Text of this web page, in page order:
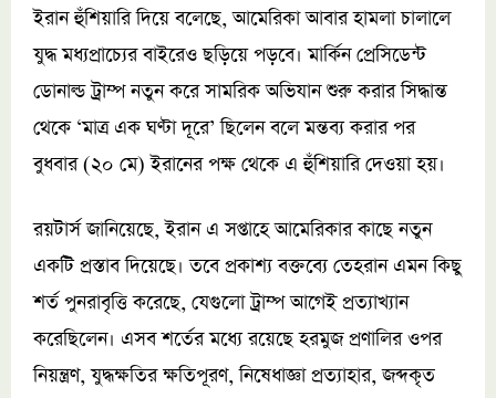
ইরান হুঁশিয়ারি দিয়ে বলেছে, আমেরিকা আবার হামলা চালালে
যুদ্ধ মধ্যপ্রাচ্যের বাইরেও ছড়িয়ে পড়বে। মার্কিন প্রেসিডেন্ট
ডোনাল্ড ট্রাম্প নতুন করে সামরিক অভিযান শুরু করার সিদ্ধান্ত
থেকে ‘মাত্র এক ঘণ্টা দূরে’ ছিলেন বলে মন্তব্য করার পর
বুধবার (২০ মে) ইরানের পক্ষ থেকে এ হুঁশিয়ারি দেওয়া হয়।
রয়টার্স জানিয়েছে, ইরান এ সপ্তাহে আমেরিকার কাছে নতুন
একটি প্রস্তাব দিয়েছে। তবে প্রকাশ্য বক্তব্যে তেহরান এমন কিছু
শর্ত পুনরাবৃত্তি করেছে, যেগুলো ট্রাম্প আগেই প্রত্যাখ্যান
করেছিলেন। এসব শর্তের মধ্যে রয়েছে হরমুজ প্রণালির ওপর
নিয়ন্ত্রণ, যুদ্ধক্ষতির ক্ষতিপূরণ, নিষেধাজ্ঞা প্রত্যাহার, জব্দকৃত